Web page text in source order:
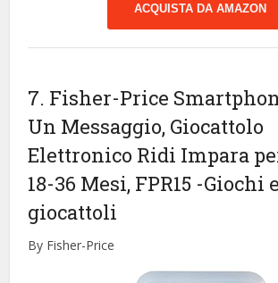
ACQUISTA DA AMAZON
7. Fisher-Price
Un Messaggio, Giocattolo
Elettronico Ridi Impara
18-36 Mesi, FPR15 -Giochi e
giocattoli
By Fisher-Price